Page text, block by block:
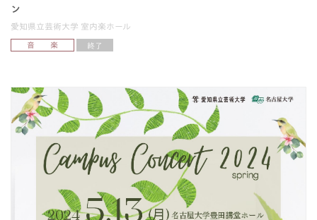
ン
愛知県立芸術大学 室内楽ホール
音 楽 終了